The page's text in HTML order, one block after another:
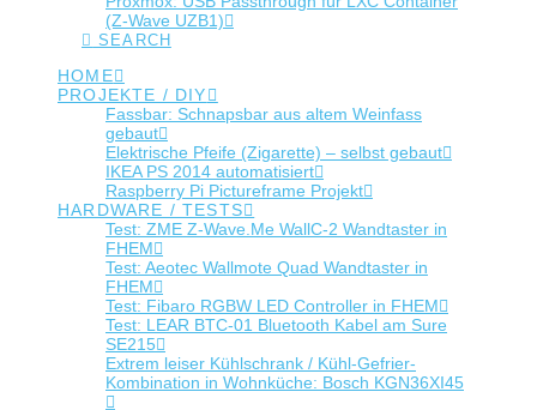
(Z-Wave UZB1)
SEARCH
HOME
PROJEKTE / DIY
Fassbar: Schnapsbar aus altem Weinfass
gebaut
Elektrische Pfeife (Zigarette) – selbst gebaut
IKEA PS 2014 automatisiert
Raspberry Pi Pictureframe Projekt
HARDWARE / TESTS
Test: ZME Z-Wave.Me WallC-2 Wandtaster in
FHEM
Test: Aeotec Wallmote Quad Wandtaster in
FHEM
Test: Fibaro RGBW LED Controller in FHEM
Test: LEAR BTC-01 Bluetooth Kabel am Sure
SE215
Extrem leiser Kühlschrank / Kühl-Gefrier-
Kombination in Wohnküche: Bosch KGN36XI45